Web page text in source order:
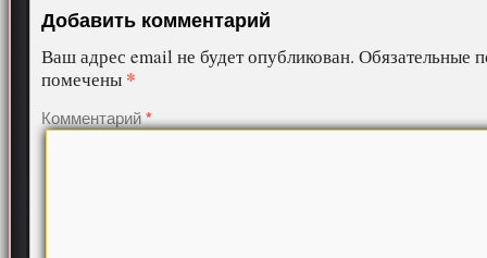
Добавить комментарий
Ваш адрес email не будет опубликован. Обязательные
помечены *
Комментарий*